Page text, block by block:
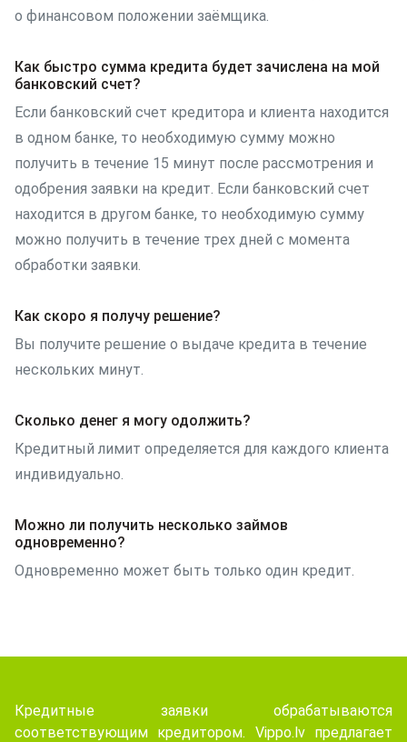
о финансовом положении заёмщика.
Как быстро сумма кредита будет зачислена на мой
банковский счет?
Если банковский счет кредитора и клиента находится
в одном банке, то необходимую сумму можно
получить в течение 15 минут после рассмотрения и
одобрения заявки на кредит. Если банковский счет
находится в другом банке, то необходимую сумму
можно получить в течение трех дней с момента
обработки заявки.
Как скоро я получу решение?
Вы получите решение о выдаче кредита в течение
нескольких минут.
Сколько денег я могу одолжить?
Кредитный лимит определяется для каждого клиента
индивидуально.
Можно ли получить несколько займов
одновременно?
Одновременно может быть только один кредит.
Кредитные заявки обрабатываются
соответствующим кредитором. Vippo.lv предлагает